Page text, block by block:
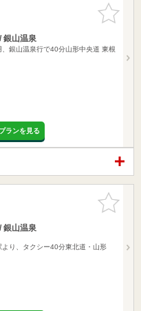
お気に入
りに追加
銀山温泉
銀山温泉行で40分山形中央道 東根
ランを見る
お気に入
りに追加
銀山温泉
り、タクシー40分東北道・山形